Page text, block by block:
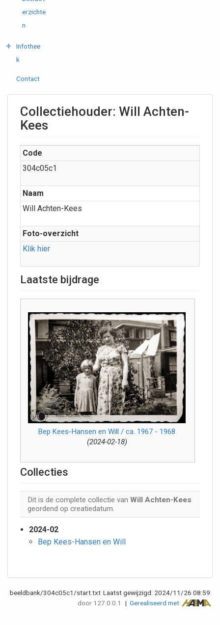
erzichte
n
Infothee
k
Contact
Collectiehouder: Will Achten-
Kees
Code
304c05c1
Naam
Will Achten-Kees
Foto-overzicht
Klik hier
Laatste bijdrage
Bep Kees-Hansen en Will / ca. 1967 - 1968
(2024-02-18)
Collecties
Dit is de complete collectie vanWill Achten-Kees
geordend op creatiedatum.
2024-02
Bep Kees-Hansen en Will
beeldbank/304c05c1/start.txt Laatst gewijzigd: 2024/11/26 08:59
door 127.0.0.1 | Gerealiseerd met